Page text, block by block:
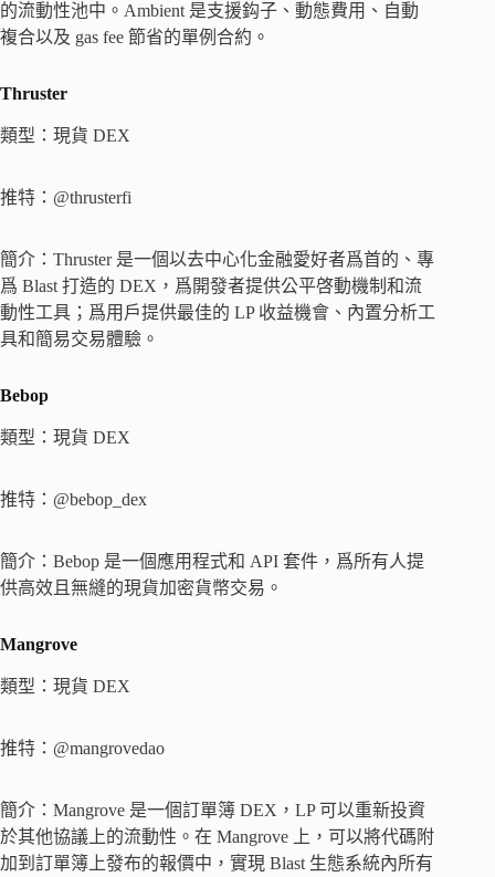
的流動性池中。Ambient 是支援鈎子、動態費用、自動
複合以及 gas fee 節省的單例合約。
Thruster
類型：現貨 DEX
推特：@thrusterfi
簡介：Thruster 是一個以去中心化金融愛好者爲首的、專
爲 Blast 打造的 DEX，爲開發者提供公平啓動機制和流
動性工具；爲用戶提供最佳的 LP 收益機會、內置分析工
具和簡易交易體驗。
Bebop
類型：現貨 DEX
推特：@bebop_dex
簡介：Bebop 是一個應用程式和 API 套件，爲所有人提
供高效且無縫的現貨加密貨幣交易。
Mangrove
類型：現貨 DEX
推特：@mangrovedao
簡介：Mangrove 是一個訂單簿 DEX，LP 可以重新投資
於其他協議上的流動性。在 Mangrove 上，可以將代碼附
加到訂單簿上發布的報價中，實現 Blast 生態系統內所有